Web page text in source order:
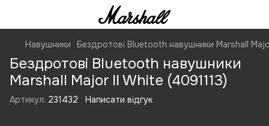
Навушники Бездротові Bluetooth навушники Marshall
Бездротові Bluetooth навушники
Marshall Major II White (4091113)
Артикул: 231432 Написати відгук